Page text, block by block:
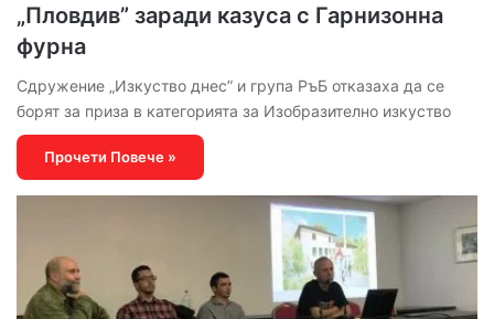
„Пловдив” заради казуса с Гарнизонна
фурна
Сдружение „Изкуство днес” и група РъБ отказаха да се
борят за приза в категорията за Изобразително изкуство
Прочети Повече »